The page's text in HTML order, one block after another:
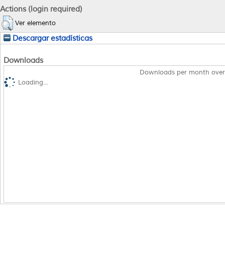
Actions (login required)
Ver elemento
Descargar estadísticas
Downloads
Downloads per month
Loading...